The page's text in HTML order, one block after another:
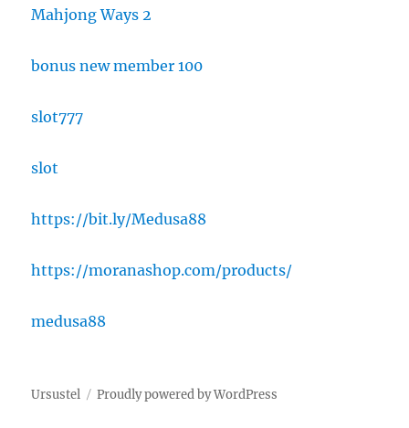
Mahjong Ways 2
bonus new member 100
slot777
slot
https://bit.ly/Medusa88
https://moranashop.com/products/
medusa88
Ursustel Proudly powered by WordPress